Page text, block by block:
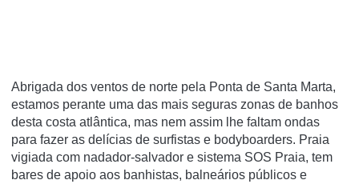
Abrigada dos ventos de norte pela Ponta de Santa Marta,
estamos perante uma das mais seguras zonas de banhos
desta costa atlântica, mas nem assim lhe faltam ondas
para fazer as delícias de surfistas e bodyboarders. Praia
vigiada com nadador-salvador e sistema SOS Praia, tem
bares de apoio aos banhistas, balneários públicos e